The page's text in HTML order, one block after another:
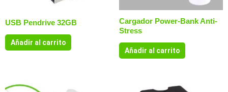
USB Pendrive 32GB
Añadir al carrito
Cargador Power-Bank Anti-
Stress
Añadir al carrito